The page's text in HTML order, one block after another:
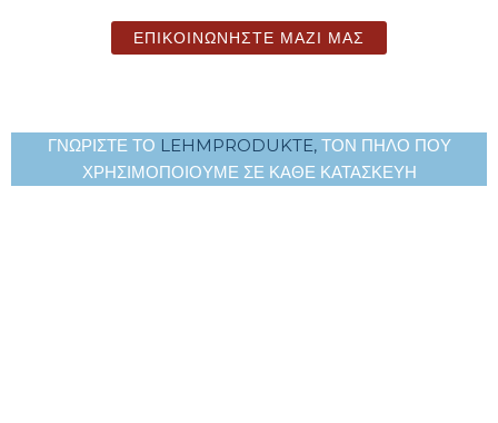
ΕΠΙΚΟΙΝΩΝΗΣΤΕ ΜΑΖΙ ΜΑΣ
ΓΝΩΡΙΣΤΕ ΤΟ LEHMPRODUKTE,ΤΟΝ ΠΗΛΟ ΠΟΥ
ΧΡΗΣΙΜΟΠΟΙΟΥΜΕ ΣΕ ΚΑΘΕ ΚΑΤΑΣΚΕΥΗ